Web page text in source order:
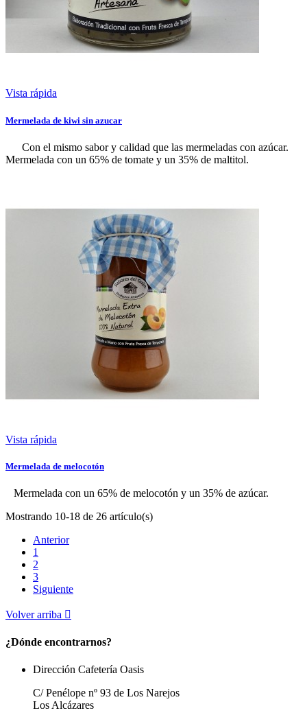
Vista rápida
Mermelada de kiwi sin azucar
Con el mismo sabor y calidad que las mermeladas con azúcar.
Mermelada con un 65% de tomate y un 35% de maltitol.
Vista rápida
Mermelada de melocotón
Mermelada con un 65% de melocotón y un 35% de azúcar.
Mostrando 10-18 de 26 artículo(s)
Anterior
1
2
3
Siguiente
Volver arriba 
¿Dónde encontrarnos?
Dirección Cafetería Oasis
C/ Penélope nº 93 de Los Narejos
Los Alcázares